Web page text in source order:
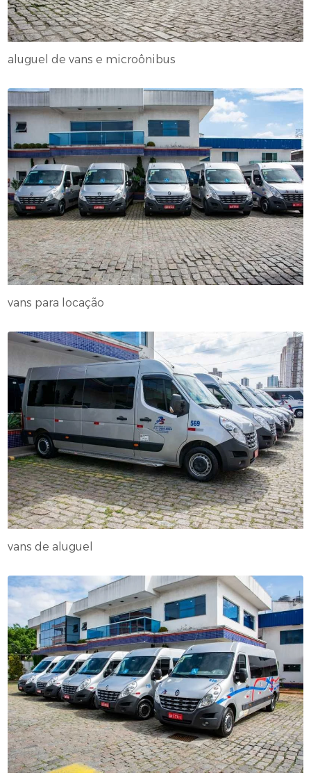
aluguel de vans e microônibus
vans para locação
vans de aluguel